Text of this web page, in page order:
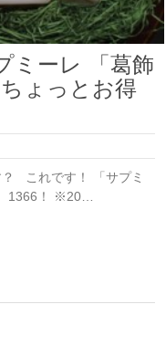
ミーレ 「葛飾
ょっとお得
？ これです！ 「サプミ
1366！ ※20…